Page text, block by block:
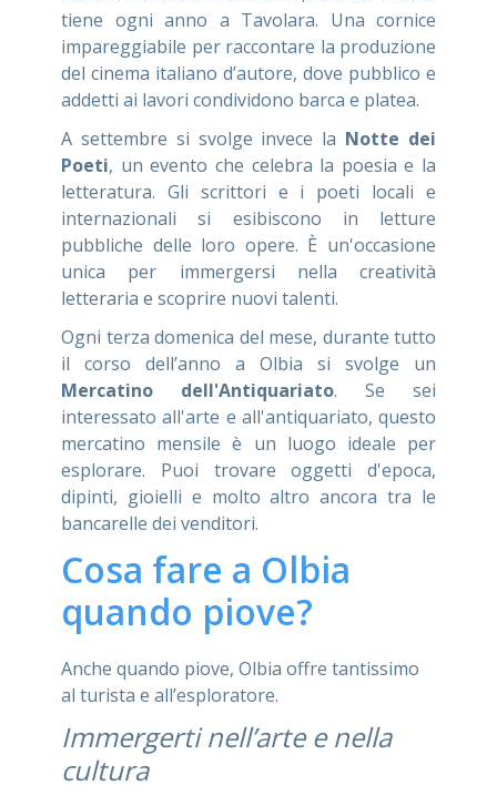
tiene ogni anno a Tavolara. Una cornice
impareggiabile per raccontare la produzione
del cinema italiano d’autore, dove pubblico e
addetti ai lavori condividono barca e platea.
A settembre si svolge invece la Notte dei
Poeti, un evento che celebra la poesia e la
letteratura. Gli scrittori e i poeti locali e
internazionali si esibiscono in letture
pubbliche delle loro opere. È un'occasione
unica per immergersi nella creatività
letteraria e scoprire nuovi talenti.
Ogni terza domenica del mese, durante tutto
il corso dell’anno a Olbia si svolge un
Mercatino dell'Antiquariato. Se sei
interessato all'arte e all'antiquariato, questo
mercatino mensile è un luogo ideale per
esplorare. Puoi trovare oggetti d'epoca,
dipinti, gioielli e molto altro ancora tra le
bancarelle dei venditori.
Cosa fare a Olbia
quando piove?
Anche quando piove, Olbia offre tantissimo
al turista e all’esploratore.
Immergerti nell’arte e nella
cultura